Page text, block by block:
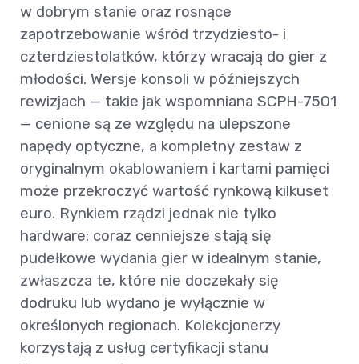
w dobrym stanie oraz rosnące
zapotrzebowanie wśród trzydziesto- i
czterdziestolatków, którzy wracają do gier z
młodości. Wersje konsoli w późniejszych
rewizjach — takie jak wspomniana SCPH-7501
— cenione są ze względu na ulepszone
napędy optyczne, a kompletny zestaw z
oryginalnym okablowaniem i kartami pamięci
może przekroczyć wartość rynkową kilkuset
euro. Rynkiem rządzi jednak nie tylko
hardware: coraz cenniejsze stają się
pudełkowe wydania gier w idealnym stanie,
zwłaszcza te, które nie doczekały się
dodruku lub wydano je wyłącznie w
określonych regionach. Kolekcjonerzy
korzystają z usług certyfikacji stanu